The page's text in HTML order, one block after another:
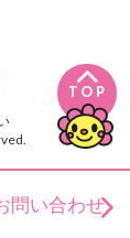
TOP
問い合わせ